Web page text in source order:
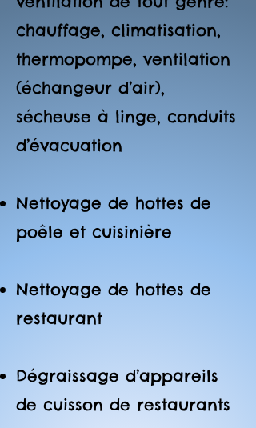
chauffage, climatisation,
thermopompe, ventilation
(échangeur d’air),
sécheuse à linge, conduits
d’évacuation
Nettoyage de hottes de
poêle et cuisinière
Nettoyage de hottes de
restaurant
Dégraissage d’appareils
de cuisson de restaurants